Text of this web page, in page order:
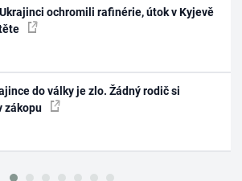
ochromili rafinérie, útok v Kyjevě
do války je zlo. Žádný rodič si
zákopu